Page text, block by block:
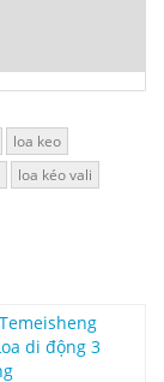
loa keo
loa kéo vali